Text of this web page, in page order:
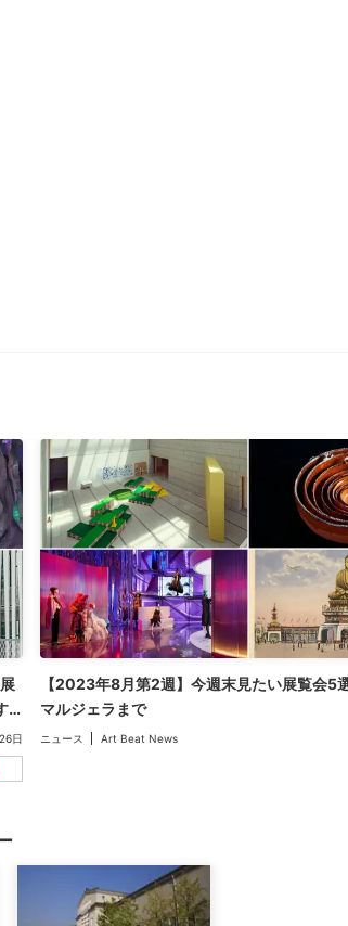
日
【2023年8月第2週】今週末見たい展覧会5
マルジェラまで
ニュース Art Beat News